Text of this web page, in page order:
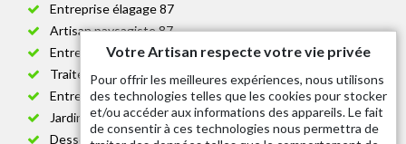
Entreprise élagage 87
Artisan paysagiste 87
Entreprise de jardinage 87
Traitement anti-chenille 87
Entreprise abattage arbre 87
Jardinier taille de haie 87
Dessouchage arbre et haie 87
Votre Artisan respecte votre vie privée
Pour offrir les meilleures expériences, nous utilisons
des technologies telles que les cookies pour stocker
et/ou accéder aux informations des appareils. Le fait
de consentir à ces technologies nous permettra de